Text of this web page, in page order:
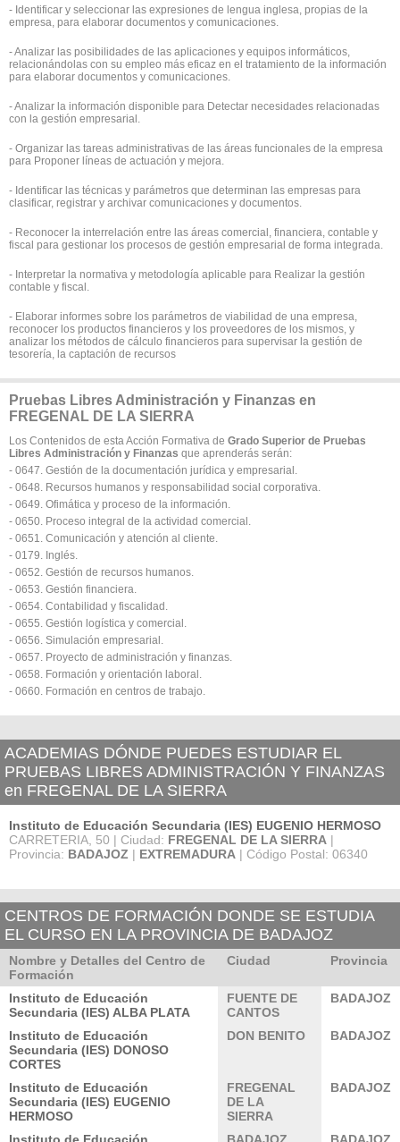
- Identificar y seleccionar las expresiones de lengua inglesa, propias de la
empresa, para elaborar documentos y comunicaciones.
- Analizar las posibilidades de las aplicaciones y equipos informáticos,
relacionándolas con su empleo más eficaz en el tratamiento de la información
para elaborar documentos y comunicaciones.
- Analizar la información disponible para Detectar necesidades relacionadas
con la gestión empresarial.
- Organizar las tareas administrativas de las áreas funcionales de la empresa
para Proponer líneas de actuación y mejora.
- Identificar las técnicas y parámetros que determinan las empresas para
clasificar, registrar y archivar comunicaciones y documentos.
- Reconocer la interrelación entre las áreas comercial, financiera, contable y
fiscal para gestionar los procesos de gestión empresarial de forma integrada.
- Interpretar la normativa y metodología aplicable para Realizar la gestión
contable y fiscal.
- Elaborar informes sobre los parámetros de viabilidad de una empresa,
reconocer los productos financieros y los proveedores de los mismos, y
analizar los métodos de cálculo financieros para supervisar la gestión de
tesorería, la captación de recursos
Pruebas Libres Administración y Finanzas en
FREGENAL DE LA SIERRA
Los Contenidos de esta Acción Formativa de Grado Superior de Pruebas
Libres Administración y Finanzas que aprenderás serán:
- 0647. Gestión de la documentación jurídica y empresarial.
- 0648. Recursos humanos y responsabilidad social corporativa.
- 0649. Ofimática y proceso de la información.
- 0650. Proceso integral de la actividad comercial.
- 0651. Comunicación y atención al cliente.
- 0179. Inglés.
- 0652. Gestión de recursos humanos.
- 0653. Gestión financiera.
- 0654. Contabilidad y fiscalidad.
- 0655. Gestión logística y comercial.
- 0656. Simulación empresarial.
- 0657. Proyecto de administración y finanzas.
- 0658. Formación y orientación laboral.
- 0660. Formación en centros de trabajo.
ACADEMIAS DÓNDE PUEDES ESTUDIAR EL
PRUEBAS LIBRES ADMINISTRACIÓN Y FINANZAS
en FREGENAL DE LA SIERRA
Instituto de Educación Secundaria (IES) EUGENIO HERMOSO
CARRETERIA, 50 | Ciudad: FREGENAL DE LA SIERRA |
Provincia: BADAJOZ | EXTREMADURA | Código Postal: 06340
CENTROS DE FORMACIÓN DONDE SE ESTUDIA
EL CURSO EN LA PROVINCIA DE BADAJOZ
Nombre y Detalles del Centro de
Formación
Ciudad Provincia
Instituto de Educación
Secundaria (IES) ALBA PLATA
FUENTE DE
CANTOS
BADAJOZ
Instituto de Educación
Secundaria (IES) DONOSO
CORTES
DON BENITO BADAJOZ
Instituto de Educación
Secundaria (IES) EUGENIO
HERMOSO
FREGENAL
DE LA
SIERRA
BADAJOZ